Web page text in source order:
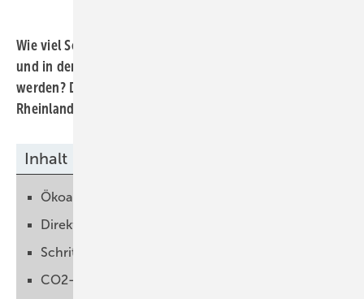
Wie viel Solarstrom können Solaranlagen liefern, die an
und in der Schieneninfrastruktur der Bahn installiert
werden? Diese Frage wollen die Prüfer vom TÜV
Rheinland in den nächsten 14 Monaten beantworten.
Inhalt
Ökoanteil im Bahnstrom steigern
Direkt in die Oberleitung einspeisen
Schritt hin zum klimaneutralen Fahren
CO2-Bilanz verbessern